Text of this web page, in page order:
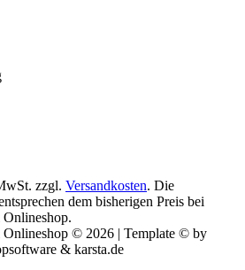
zzgl. Versandkosten. Die
dem bisherigen Preis bei
© 2026 | Template © by
& karsta.de